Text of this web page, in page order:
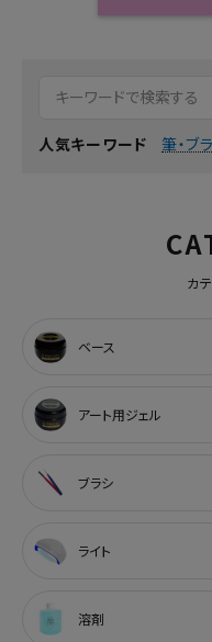
人気キーワード 筆・ブ
カ
ベース
アート用ジェル
ブラシ
ライト
溶剤